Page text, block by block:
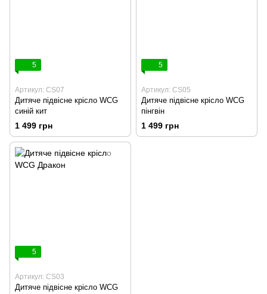
5
Артикул: CS07
Дитяче підвісне крісло WCG
синій кит
1 499 грн
5
Артикул: CS05
Дитяче підвісне крісло WCG
пінгвін
1 499 грн
5
Артикул: CS03
Дитяче підвісне крісло WCG